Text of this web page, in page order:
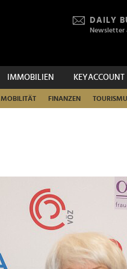
DAILY
Newsletter
IMMOBILIEN KEYACCOUNT
MOBILITÄT FINANZEN